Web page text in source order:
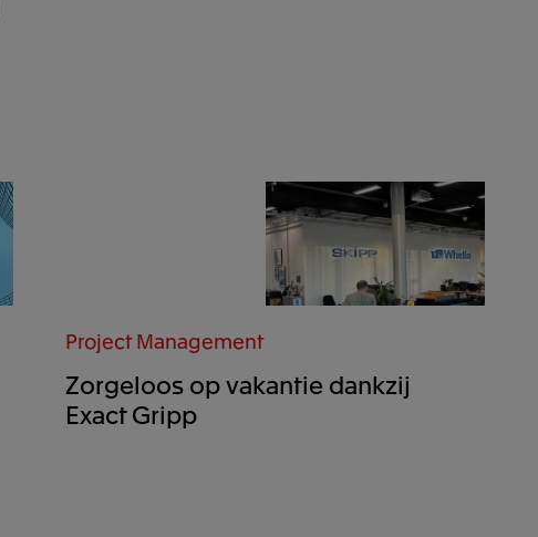
Project Management
Zorgeloos op vakantie dankzij
Exact Gripp